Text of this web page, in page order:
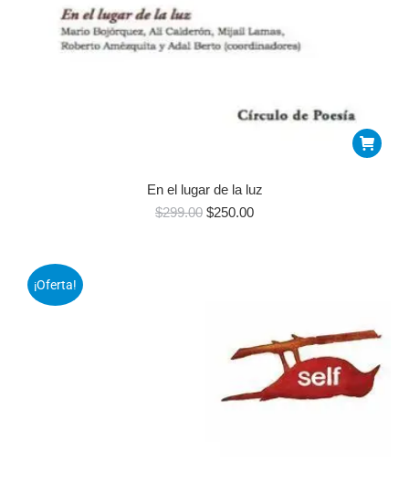
En el lugar de la luz
$299.00 $250.00
¡Oferta!